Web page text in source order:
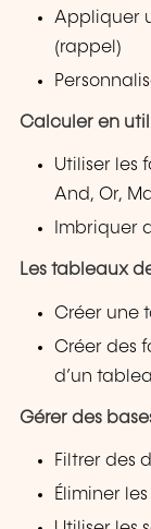
Appliquer
(rappel)
Calculer en
Utiliser les
And, Or,
Imbriquer
Les tableaux
Créer une
Créer des
d’un
Gérer des
Filtrer des
Éliminer